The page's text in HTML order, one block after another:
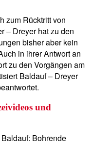
zum Rücktritt von
– Dreyer hat zu den
bisher aber kein
in ihrer Antwort an
zu den Vorgängen am
Baldauf – Dreyer
und